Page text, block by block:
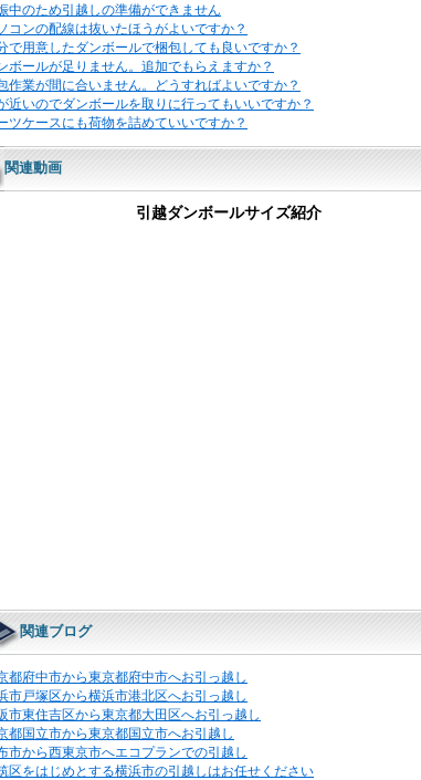
中のため引越しの準備ができません
コンの配線は抜いたほうがよいですか？
で用意したダンボールで梱包しても良いですか？
ボールが足りません。追加でもらえますか？
作業が間に合いません。どうすればよいですか？
近いのでダンボールを取りに行ってもいいですか？
ツケースにも荷物を詰めていいですか？
関連動画
引越ダンボールサイズ紹介
関連ブログ
都府中市から東京都府中市へお引っ越し
市戸塚区から横浜市港北区へお引っ越し
市東住吉区から東京都大田区へお引っ越し
都国立市から東京都国立市へお引越し
市から西東京市へエコプランでの引越し
区をはじめとする横浜市の引越しはお任せください